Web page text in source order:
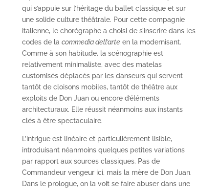
qui s’appuie sur l’héritage du ballet classique et sur
une solide culture théâtrale. Pour cette compagnie
italienne, le chorégraphe a choisi de s’inscrire dans les
codes de la commedia dell’arte en la modernisant.
Comme à son habitude, la scénographie est
relativement minimaliste, avec des matelas
customisés déplacés par les danseurs qui servent
tantôt de cloisons mobiles, tantôt de théâtre aux
exploits de Don Juan ou encore d’éléments
architecturaux. Elle réussit néanmoins aux instants
clés à être spectaculaire.
L’intrigue est linéaire et particulièrement lisible,
introduisant néanmoins quelques petites variations
par rapport aux sources classiques. Pas de
Commandeur vengeur ici, mais la mère de Don Juan.
Dans le prologue, on la voit se faire abuser dans une